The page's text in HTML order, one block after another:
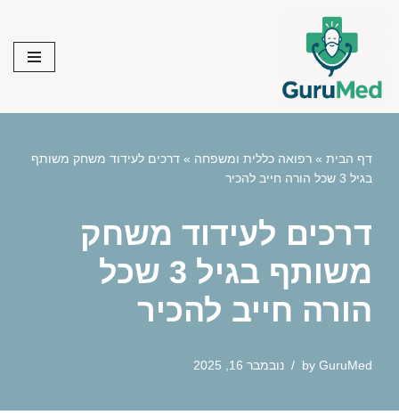
content
דף הבית » רפואה כללית ומשפחה » דרכים לעידוד משחק משותף
בגיל 3 שכל הורה חייב להכיר
דרכים לעידוד משחק
משותף בגיל 3 שכל
הורה חייב להכיר
by GuruMed נובמבר 16, 2025